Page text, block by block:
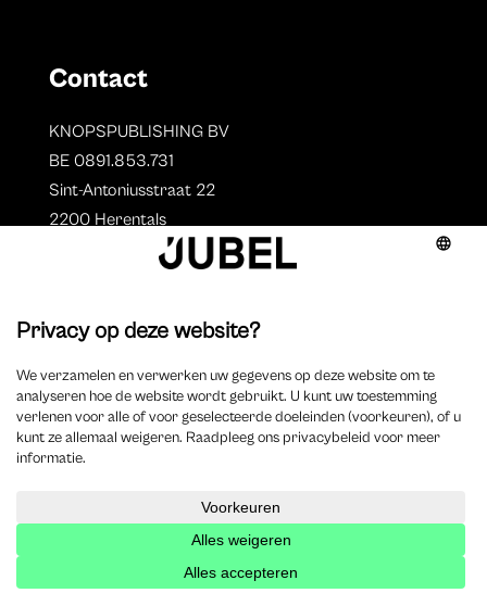
Contact
KNOPSPUBLISHING BV
BE 0891.853.731
Sint-Antoniusstraat 22
2200 Herentals
Auteurs
Overzicht auteurs
Auteur worden?
2025 Jubel – Webdesign byWisemen
Cookieverklaring–Disclaimer–